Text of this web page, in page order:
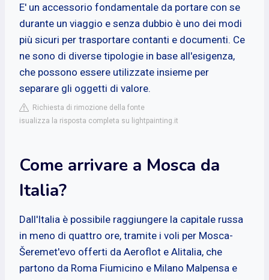
E' un accessorio fondamentale da portare con se
durante un viaggio e senza dubbio è uno dei modi
più sicuri per trasportare contanti e documenti. Ce
ne sono di diverse tipologie in base all'esigenza,
che possono essere utilizzate insieme per
separare gli oggetti di valore.
Richiesta di rimozione della fonte
isualizza la risposta completa su lightpainting.it
Come arrivare a Mosca da
Italia?
Dall'Italia è possibile raggiungere la capitale russa
in meno di quattro ore, tramite i voli per Mosca-
Šeremet'evo offerti da Aeroflot e Alitalia, che
partono da Roma Fiumicino e Milano Malpensa e